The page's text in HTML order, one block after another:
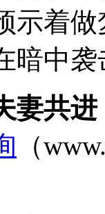
示着
暗中
妻共
（